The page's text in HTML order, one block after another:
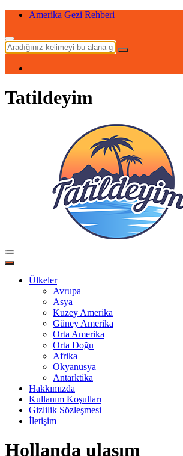
Maldivler Gezi Rehberi
Tatildeyim
Ülkeler
Avrupa
Asya
Kuzey Amerika
Güney Amerika
Orta Amerika
Orta Doğu
Afrika
Okyanusya
Antarktika
Hakkımızda
Kullanım Koşulları
Gizlilik Sözleşmesi
İletişim
Hollanda ulaşım